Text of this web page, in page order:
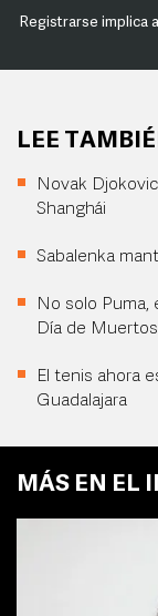
Registrarse implica
LEE
Novak
Shanghái
Sabalenka
No solo
Día de
El tenis ahora
Guadalajara
MÁS EN EL